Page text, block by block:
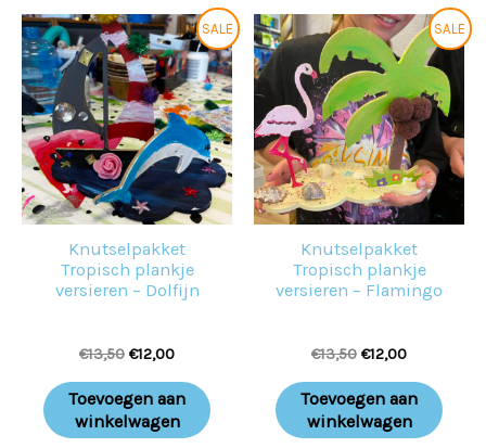
SALE
Knutselpakket
Tropisch plankje
versieren – Dolfijn
€13,50
Oorspronkelijke
prijs
was:
€13,50.
€12,00
Huidige
prijs
is:
€12,00.
Toevoegen aan
winkelwagen
SALE
Knutselpakket
Tropisch plankje
versieren – Flamingo
€13,50
Oorspronkelijke
prijs
was:
€13,50.
€12,00
Huidige
prijs
is:
€12,00.
Toevoegen aan
winkelwagen